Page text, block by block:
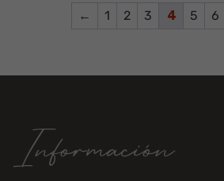
← 1 2 3 4 5 6
Información